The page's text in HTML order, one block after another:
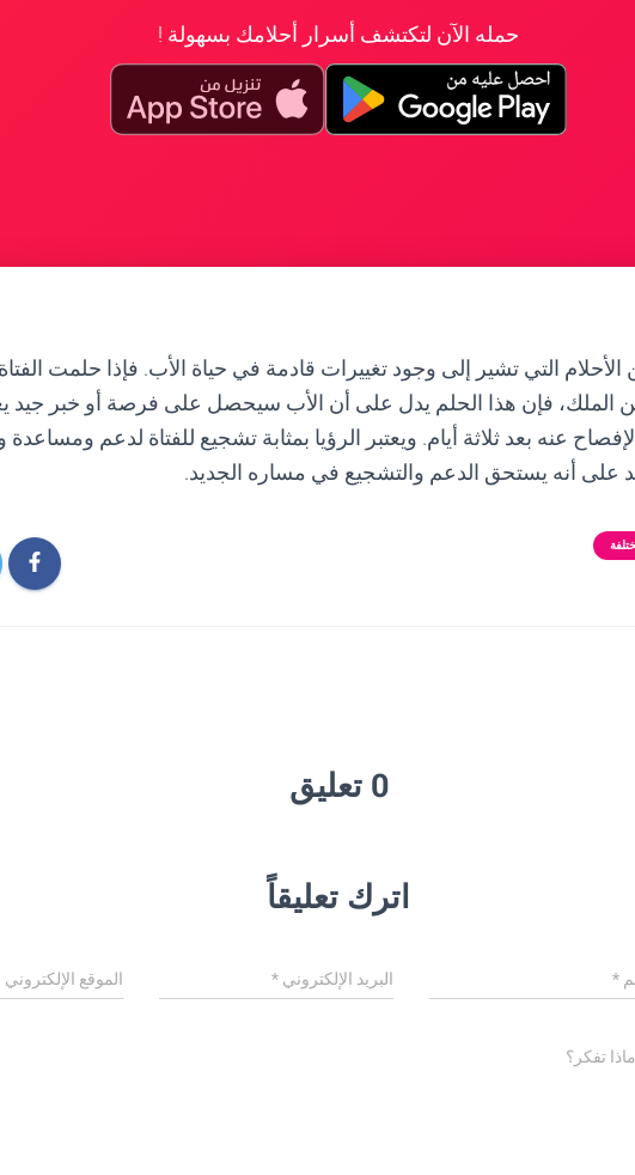
حمله الآن لتكتشف أسرار أحلامك بسهولة !
الأحلام التي تشير إلى وجود تغييرات قادمة في حياة الأب. فإذا حلمت
الملك، فإن هذا الحلم يدل على أن الأب سيحصل على فرصة أو خبر جيد
عنه بعد ثلاثة أيام. ويعتبر الرؤيا بمثابة تشجيع للفتاة لدعم ومساعدة
على أنه يستحق الدعم والتشجيع في مساره الجديد.
0 تعليق
اترك تعليقاً
* البريد الإلكتروني* الموقع الإلكتروني
تفكر؟